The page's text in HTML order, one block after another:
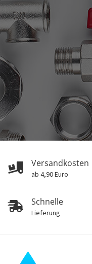
Versandkosten
ab 4,90 Euro
Schnelle
Lieferung